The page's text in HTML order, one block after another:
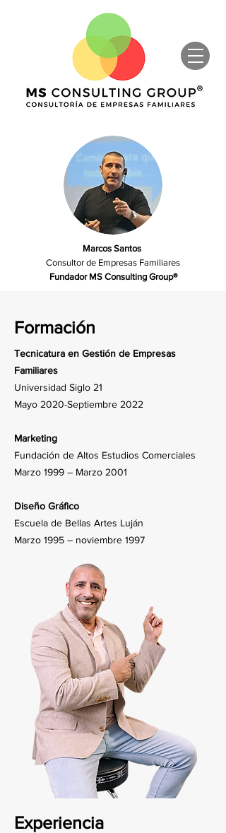
Marcos Santos
Consultor de Empresas Familiares
Fundador MS Consulting Group®
Formación
Tecnicatura en Gestión de Empresas
Familiares
Universidad Siglo 21
Mayo 2020-Septiembre 2022
Marketing
Fundación de Altos Estudios Comerciales
Marzo 1999 – Marzo 2001
Diseño Gráfico
Escuela de Bellas Artes Luján
Marzo 1995 – noviembre 1997
Experiencia